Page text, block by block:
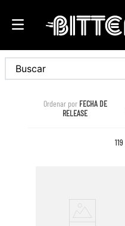
Buscar
Ordenar por FECHA DE
RELEASE
119